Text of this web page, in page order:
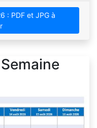
: PDF et JPG à